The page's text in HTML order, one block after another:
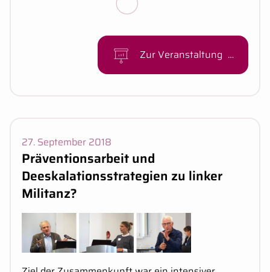
Zur Veranstaltung
Präventionsarbeit und
Deeskalationsstrategien zu linker
Militanz?
Veranstaltungsdaten:
27. September 2018